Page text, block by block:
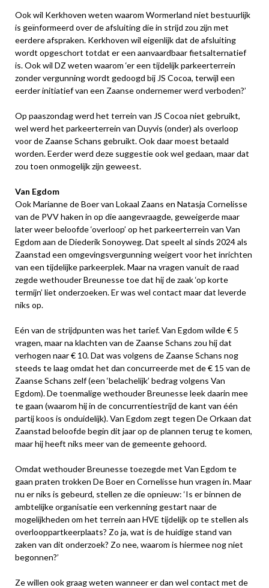
Ook wil Kerkhoven weten waarom Wormerland niet bestuurlijk
is geïnformeerd over de afsluiting die in strijd zou zijn met
eerdere afspraken. Kerkhoven wil eigenlijk dat de afsluiting
wordt opgeschort totdat er een aanvaardbaar fietsalternatief
is. Ook wil DZ weten waarom ‘er een tijdelijk parkeerterrein
zonder vergunning wordt gedoogd bij JS Cocoa, terwijl een
eerder initiatief van een Zaanse ondernemer werd verboden?’
Op paaszondag werd het terrein van JS Cocoa niet gebruikt,
wel werd het parkeerterrein van Duyvis (onder) als overloop
voor de Zaanse Schans gebruikt. Ook daar moest betaald
worden. Eerder werd deze suggestie ook wel gedaan, maar dat
zou toen onmogelijk zijn geweest.
Van Egdom
Ook Marianne de Boer van Lokaal Zaans en Natasja Cornelisse
van de PVV haken in op die aangevraagde, geweigerde maar
later weer beloofde ‘overloop’ op het parkeerterrein van Van
Egdom aan de Diederik Sonoyweg. Dat speelt al sinds 2024 als
Zaanstad een omgevingsvergunning weigert voor het inrichten
van een tijdelijke parkeerplek. Maar na vragen vanuit de raad
zegde wethouder Breunesse toe dat hij de zaak ‘op korte
termijn’ liet onderzoeken. Er was wel contact maar dat leverde
niks op.
Eén van de strijdpunten was het tarief. Van Egdom wilde € 5
vragen, maar na klachten van de Zaanse Schans zou hij dat
verhogen naar € 10. Dat was volgens de Zaanse Schans nog
steeds te laag omdat het dan concurreerde met de € 15 van de
Zaanse Schans zelf (een ‘belachelijk’ bedrag volgens Van
Egdom). De toenmalige wethouder Breunesse leek daarin mee
te gaan (waarom hij in de concurrentiestrijd de kant van één
partij koos is onduidelijk). Van Egdom zegt tegen De Orkaan dat
Zaanstad beloofde begin dit jaar op de plannen terug te komen,
maar hij heeft niks meer van de gemeente gehoord.
Omdat wethouder Breunesse toezegde met Van Egdom te
gaan praten trokken De Boer en Cornelisse hun vragen in. Maar
nu er niks is gebeurd, stellen ze die opnieuw: ‘Is er binnen de
ambtelijke organisatie een verkenning gestart naar de
mogelijkheden om het terrein aan HVE tijdelijk op te stellen als
overlooppartkeerplaats? Zo ja, wat is de huidige stand van
zaken van dit onderzoek? Zo nee, waarom is hiermee nog niet
begonnen?’
Ze willen ook graag weten wanneer er dan wel contact met de